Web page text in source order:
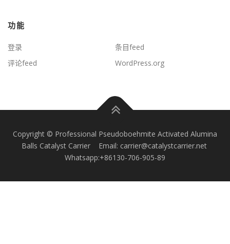
功能
登录
条目feed
评论feed
WordPress.org
Copyright © Professional Pseudoboehmite Activated Alumina
Balls Catalyst Carrier Email: carrier@catalystcarrier.net
Whatsapp:+86130-706-905-89